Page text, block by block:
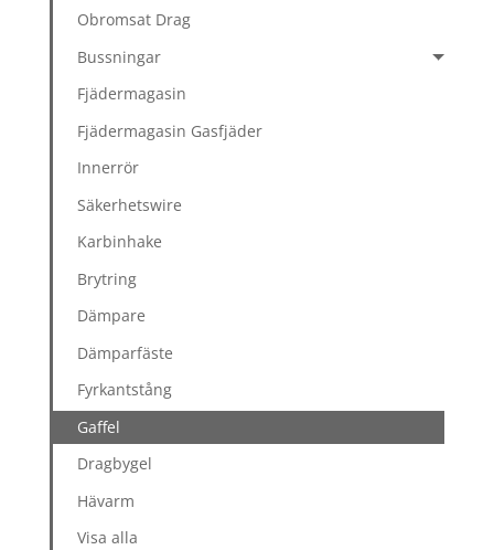
Obromsat Drag
Bussningar
Fjädermagasin
Fjädermagasin Gasfjäder
Innerrör
Säkerhetswire
Karbinhake
Brytring
Dämpare
Dämparfäste
Fyrkantstång
Gaffel
Dragbygel
Hävarm
Visa alla